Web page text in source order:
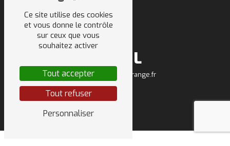
E-MAIL
sarl.deletraz.tp@orange.fr
Ce site utilise des cookies
et vous donne le contrôle
sur ceux que vous
souhaitez activer
Tout accepter
Tout refuser
Personnaliser